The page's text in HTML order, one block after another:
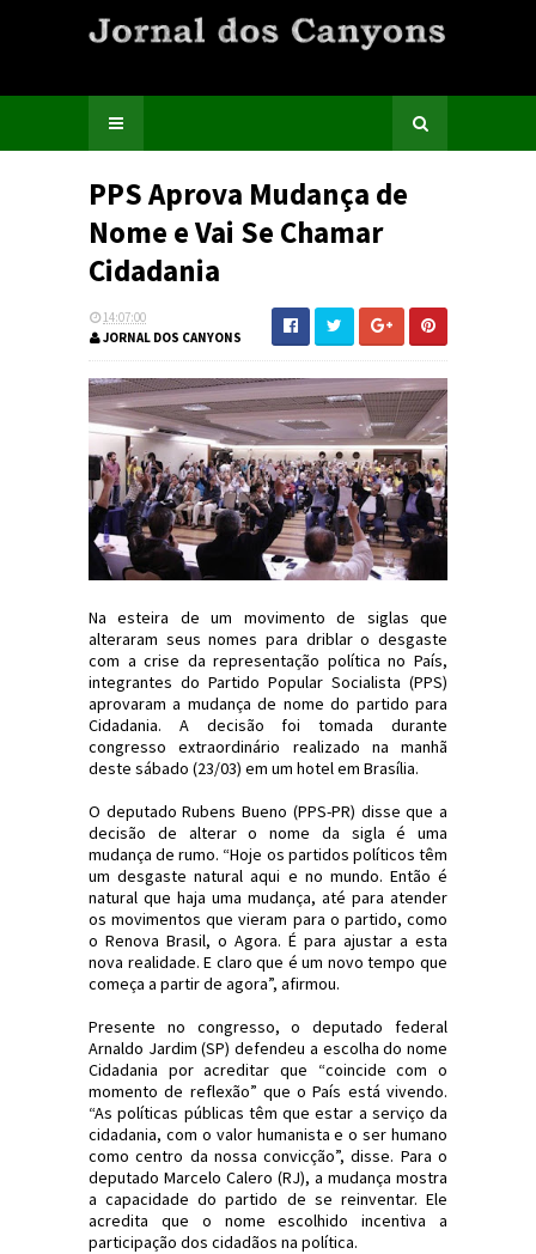
PPS Aprova Mudança de
Nome e Vai Se Chamar
Cidadania
14:07:00
JORNAL DOS CANYONS
Na esteira de um movimento de siglas que
alteraram seus nomes para driblar o desgaste
com a crise da representação política no País,
integrantes do Partido Popular Socialista (PPS)
aprovaram a mudança de nome do partido para
Cidadania. A decisão foi tomada durante
congresso extraordinário realizado na manhã
deste sábado (23/03) em um hotel em Brasília.
O deputado Rubens Bueno (PPS-PR) disse que a
decisão de alterar o nome da sigla é uma
mudança de rumo. “Hoje os partidos políticos têm
um desgaste natural aqui e no mundo. Então é
natural que haja uma mudança, até para atender
os movimentos que vieram para o partido, como
o Renova Brasil, o Agora. É para ajustar a esta
nova realidade. E claro que é um novo tempo que
começa a partir de agora”, afirmou.
Presente no congresso, o deputado federal
Arnaldo Jardim (SP) defendeu a escolha do nome
Cidadania por acreditar que “coincide com o
momento de reflexão” que o País está vivendo.
“As políticas públicas têm que estar a serviço da
cidadania, com o valor humanista e o ser humano
como centro da nossa convicção”, disse. Para o
deputado Marcelo Calero (RJ), a mudança mostra
a capacidade do partido de se reinventar. Ele
acredita que o nome escolhido incentiva a
participação dos cidadãos na política.